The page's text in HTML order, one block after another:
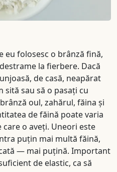
eu folosesc o brânză fină,
la fierbere. Dacă
de casă, neapărat
sau să o pasați cu
oul, zahărul, făina și
de făină poate varia
o aveți. Uneori este
puțin mai multă făină,
— mai puțină. Important
de elastic, ca să